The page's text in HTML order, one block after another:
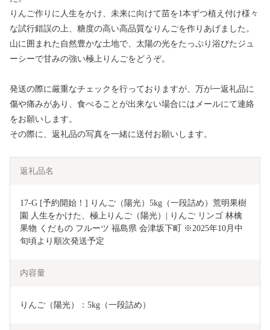
りんご作りに人生をかけ、未来に向けて苗を1本ずつ植え付け様々
な試行錯誤の上、糖度の高い高品質なりんごを作りあげました。
山に囲まれた自然豊かな土地で、太陽の光をたっぷり浴びたジュ
ーシーで甘みの強い極上りんごをどうぞ。
発送の際に厳重なチェックを行っておりますが、万が一返礼品に
傷や痛みがあり、食べることが出来ない場合にはメールにて連絡
をお願いします。
その際に、返礼品の写真を一緒に送付お願いします。
返礼品名
17-G [予約開始！] りんご（陽光）5kg（一段詰め）荒明果樹
園 人生をかけた、極上りんご（陽光）| りんご リンゴ 林檎
果物 くだもの フルーツ 福島県 会津坂下町 ※2025年10月中
旬頃より順次発送予定
内容量
りんご（陽光）：5kg（一段詰め）